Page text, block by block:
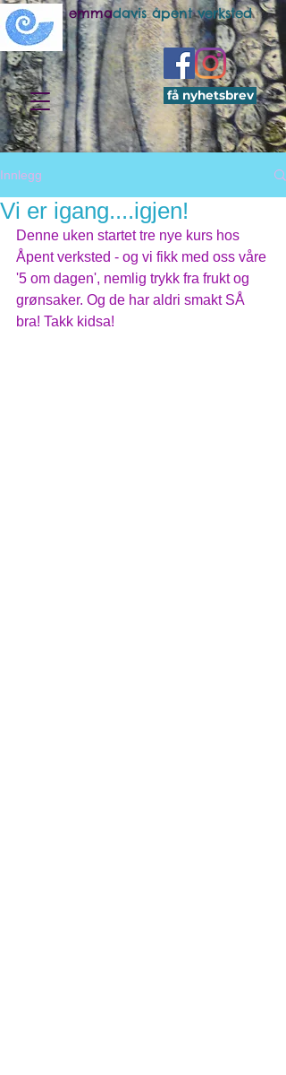
emmadavis åpent verksted
få nyhetsbrev
Innlegg
Vi er igang....igjen!
Denne uken startet tre nye kurs hos
Åpent verksted - og vi fikk med oss våre
'5 om dagen', nemlig trykk fra frukt og
grønsaker. Og de har aldri smakt SÅ
bra! Takk kidsa!